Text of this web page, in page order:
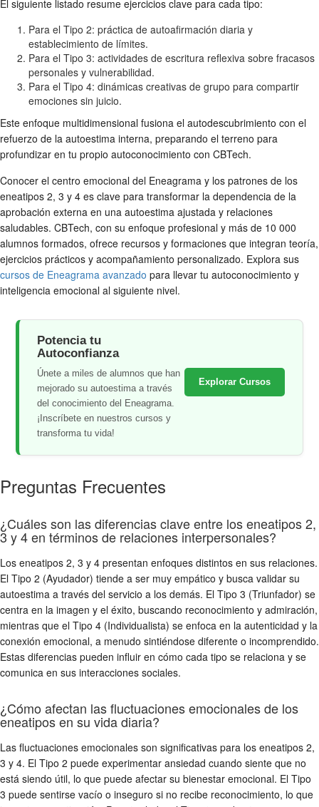
El siguiente listado resume ejercicios clave para cada tipo:
Para el Tipo 2: práctica de autoafirmación diaria y
establecimiento de límites.
Para el Tipo 3: actividades de escritura reflexiva sobre fracasos
personales y vulnerabilidad.
Para el Tipo 4: dinámicas creativas de grupo para compartir
emociones sin juicio.
Este enfoque multidimensional fusiona el autodescubrimiento con el
refuerzo de la autoestima interna, preparando el terreno para
profundizar en tu propio autoconocimiento con CBTech.
Conocer el centro emocional del Eneagrama y los patrones de los
eneatipos 2, 3 y 4 es clave para transformar la dependencia de la
aprobación externa en una autoestima ajustada y relaciones
saludables. CBTech, con su enfoque profesional y más de 10 000
alumnos formados, ofrece recursos y formaciones que integran teoría,
ejercicios prácticos y acompañamiento personalizado. Explora sus
cursos de Eneagrama avanzado para llevar tu autoconocimiento y
inteligencia emocional al siguiente nivel.
Potencia tu
Autoconfianza
Únete a miles de alumnos que han
mejorado su autoestima a través
del conocimiento del Eneagrama.
¡Inscríbete en nuestros cursos y
transforma tu vida!
Explorar Cursos
Preguntas Frecuentes
¿Cuáles son las diferencias clave entre los eneatipos 2,
3 y 4 en términos de relaciones interpersonales?
Los eneatipos 2, 3 y 4 presentan enfoques distintos en sus relaciones.
El Tipo 2 (Ayudador) tiende a ser muy empático y busca validar su
autoestima a través del servicio a los demás. El Tipo 3 (Triunfador) se
centra en la imagen y el éxito, buscando reconocimiento y admiración,
mientras que el Tipo 4 (Individualista) se enfoca en la autenticidad y la
conexión emocional, a menudo sintiéndose diferente o incomprendido.
Estas diferencias pueden influir en cómo cada tipo se relaciona y se
comunica en sus interacciones sociales.
¿Cómo afectan las fluctuaciones emocionales de los
eneatipos en su vida diaria?
Las fluctuaciones emocionales son significativas para los eneatipos 2,
3 y 4. El Tipo 2 puede experimentar ansiedad cuando siente que no
está siendo útil, lo que puede afectar su bienestar emocional. El Tipo
3 puede sentirse vacío o inseguro si no recibe reconocimiento, lo que